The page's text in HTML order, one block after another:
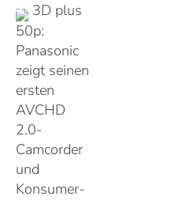
3D plus
50p:
Panasonic
zeigt seinen
ersten
AVCHD
2.0-
Camcorder
und
Konsumer-